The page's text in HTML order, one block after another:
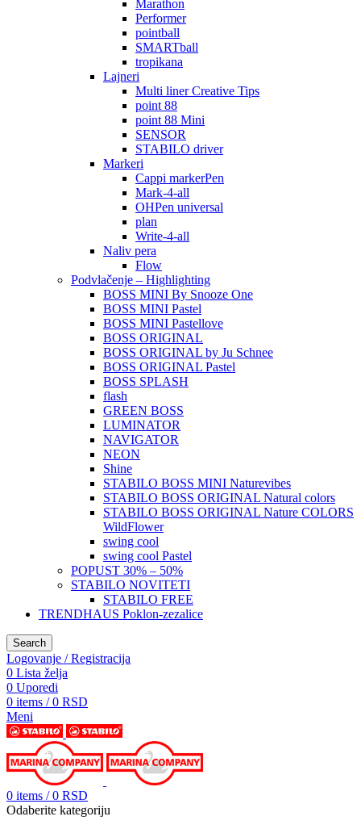
Marathon
Performer
pointball
SMARTball
tropikana
Lajneri
Multi liner Creative Tips
point 88
point 88 Mini
SENSOR
STABILO driver
Markeri
Cappi markerPen
Mark-4-all
OHPen universal
plan
Write-4-all
Naliv pera
Flow
Podvlačenje – Highlighting
BOSS MINI By Snooze One
BOSS MINI Pastel
BOSS MINI Pastellove
BOSS ORIGINAL
BOSS ORIGINAL by Ju Schnee
BOSS ORIGINAL Pastel
BOSS SPLASH
flash
GREEN BOSS
LUMINATOR
NAVIGATOR
NEON
Shine
STABILO BOSS MINI Naturevibes
STABILO BOSS ORIGINAL Natural colors
STABILO BOSS ORIGINAL Nature COLORS
WildFlower
swing cool
swing cool Pastel
POPUST 30% – 50%
STABILO NOVITETI
STABILO FREE
TRENDHAUS Poklon-zezalice
Search
Logovanje / Registracija
0 Lista želja
0 Uporedi
0 items / 0 RSD
Meni
0 items / 0 RSD
Odaberite kategoriju